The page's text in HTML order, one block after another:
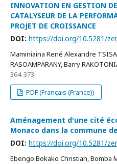
INNOVATION EN GESTION
CATALYSEUR DE LA
PROJET DE CROISSANCE
DOI: https://doi.org/10.5281/
Maminiaina René Alexandre
RASOAMPARANY, Barry
364-373
PDF (Français (France))
Aménagement d'une cité
Monaco dans la commune
DOI: https://doi.org/10.5281/
Ebengo Bokako Christian, Bomba